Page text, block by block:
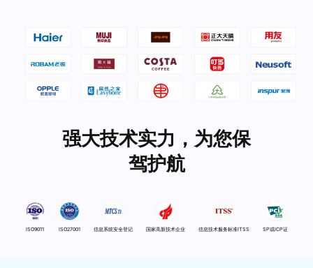
强大技术实力，为您保
驾护航
ISO9011 ISO27001 信息系统安全登记 国家高新技术企业 信息技术服务标准ITSS SP或ICP证